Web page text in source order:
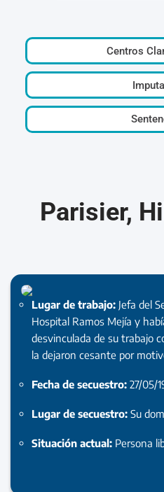
Centros
Parisier,
Lugar de trabajo: Jefa del
Hospital Ramos Mejía y
desvinculada de su trabajo
la dejaron cesante por
Fecha de secuestro: 27/05/
Lugar de secuestro: Su
Situación actual: Persona